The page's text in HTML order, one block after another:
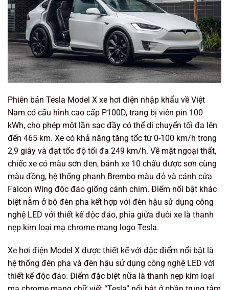
Phiên bản Tesla Model X xe hơi điện nhập khẩu về Việt
Nam có cấu hình cao cấp P100D, trang bị viên pin 100
kWh, cho phép một lần sạc đầy có thể di chuyển tối đa lên
đến 465 km. Xe có khả năng tăng tốc từ 0-100 km/h trong
2,9 giây và đạt tốc độ tối đa 249 km/h. Về mặt ngoại thất,
chiếc xe có màu sơn đen, bánh xe 10 chấu được sơn cùng
màu đồng, hệ thống phanh Brembo màu đỏ và cánh cửa
Falcon Wing độc đáo giống cánh chim. Điểm nổi bật khác
biệt nằm ở bộ đèn pha kết hợp với đèn hậu sử dụng công
nghệ LED với thiết kế độc đáo, phía giữa đuôi xe là thanh
nẹp kim loại mạ chrome mang logo Tesla.
Xe hơi điện Model X được thiết kế với đặc điểm nổi bật là
hệ thống đèn pha và đèn hậu sử dụng công nghệ LED với
thiết kế độc đáo. Điểm đặc biệt nữa là thanh nẹp kim loại